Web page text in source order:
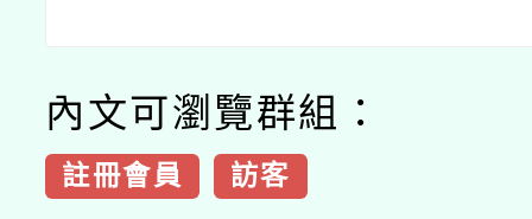
內文可瀏覽群組：
註冊會員 訪客